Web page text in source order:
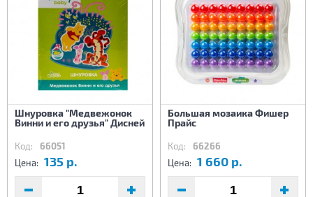
Шнуровка "Медвежонок
Винни и его друзья" Дисней
Код: 66051
Цена: 135 р.
Большая мозаика Фишер
Прайс
Код: 66266
Цена: 1 660 р.